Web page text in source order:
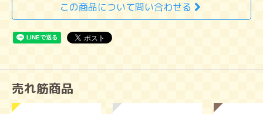
この商品について問い合わせる
売れ筋商品